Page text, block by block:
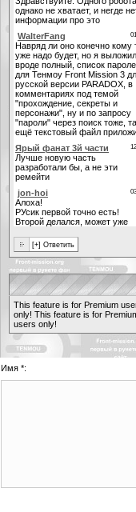
This feature is for Premium
only! This feature is for
users only!
Имя *: